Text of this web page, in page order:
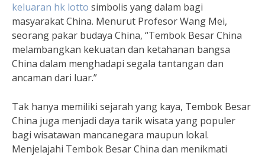
keluaran hk lotto simbolis yang dalam bagi
masyarakat China. Menurut Profesor Wang Mei,
seorang pakar budaya China, “Tembok Besar China
melambangkan kekuatan dan ketahanan bangsa
China dalam menghadapi segala tantangan dan
ancaman dari luar.”
Tak hanya memiliki sejarah yang kaya, Tembok Besar
China juga menjadi daya tarik wisata yang populer
bagi wisatawan mancanegara maupun lokal.
Menjelajahi Tembok Besar China dan menikmati